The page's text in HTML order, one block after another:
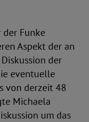
Funke
Aspekt der an
der
eventuelle
von derzeit 48
Michaela
um das